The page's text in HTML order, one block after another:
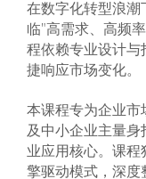
在数字化转型浪
临"高需求、高频
程依赖专业设计
捷响应市场变化。
本课程专为企业市
及中小企业主量
业应用核心。课程
擎驱动模式，深